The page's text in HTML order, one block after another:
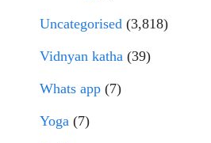
Uncategorised (3,818)
Vidnyan katha (39)
Whats app (7)
Yoga (7)